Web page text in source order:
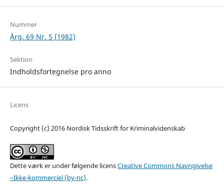
Nummer
Årg. 69 Nr. 5 (1982)
Sektion
Indholdsfortegnelse pro anno
Licens
Copyright (c) 2016 Nordisk Tidsskrift for Kriminalvidenskab
Dette værk er under følgende licensCreative Commons Navngivelse
–Ikke-kommerciel (by-nc).